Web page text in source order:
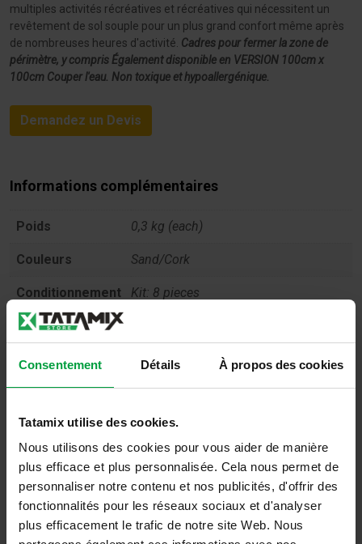
Consentement Détails À propos des cookies
Tatamix utilise des cookies.
Nous utilisons des cookies pour vous aider de manière
plus efficace et plus personnalisée. Cela nous permet de
personnaliser notre contenu et nos publicités, d'offrir des
fonctionnalités pour les réseaux sociaux et d'analyser
plus efficacement le trafic de notre site Web. Nous
multiples activités récréatives et récréatives qui nécessitent un
revêtement de sol souple pour un plus grand confort même après
de nombreuses heures d'activité. Cadres pour fermer la zone de
périmètre, y compris Également disponible en VERSION 100cm x
100cm Couper l'eau. Non toxique et hypoallergénique.
Demandez un Devis
Informations complémentaires
Poids 0,3 kg (each)
Couleurs Sand/Cork
Conditionnement Kit: 8 pieces
Toxicité
Anti-feu Efl – Selon la norme 13501, partie 1
Reach Respecter le règlement REACH
Absorption des
chocs
Usage Playful and recreational activities